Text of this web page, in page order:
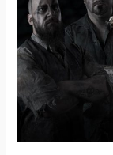
vidéoclip
officiel
de
«
Näkki
»
nouvel